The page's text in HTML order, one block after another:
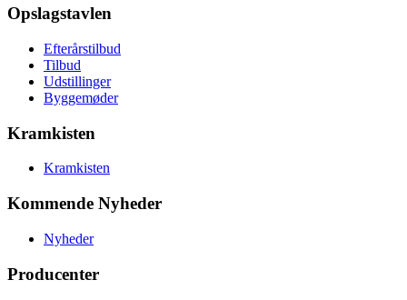
Opslagstavlen
Efterårstilbud
Tilbud
Udstillinger
Byggemøder
Kramkisten
Kramkisten
Kommende Nyheder
Nyheder
Producenter